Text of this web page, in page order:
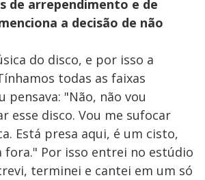
de arrependimento e de
a decisão de não
do disco, e por isso a
todas as faixas
pensava: "Não, não vou
esse disco. Vou me sufocar
Está presa aqui, é um cisto,
Por isso entrei no estúdio
terminei e cantei em um só